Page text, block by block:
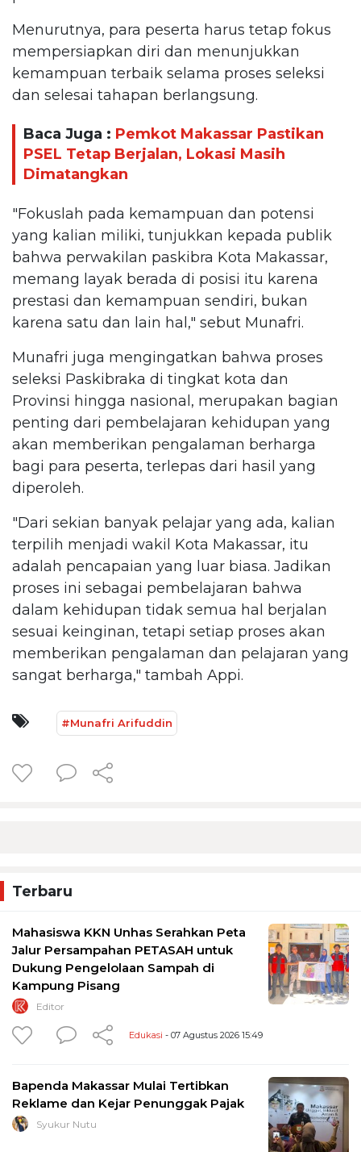
Menurutnya, para peserta harus tetap fokus
mempersiapkan diri dan menunjukkan
kemampuan terbaik selama proses seleksi
dan selesai tahapan berlangsung.
Baca Juga : Pemkot Makassar Pastikan
PSEL Tetap Berjalan, Lokasi Masih
Dimatangkan
"Fokuslah pada kemampuan dan potensi
yang kalian miliki, tunjukkan kepada publik
bahwa perwakilan paskibra Kota Makassar,
memang layak berada di posisi itu karena
prestasi dan kemampuan sendiri, bukan
karena satu dan lain hal," sebut Munafri.
Munafri juga mengingatkan bahwa proses
seleksi Paskibraka di tingkat kota dan
Provinsi hingga nasional, merupakan bagian
penting dari pembelajaran kehidupan yang
akan memberikan pengalaman berharga
bagi para peserta, terlepas dari hasil yang
diperoleh.
"Dari sekian banyak pelajar yang ada, kalian
terpilih menjadi wakil Kota Makassar, itu
adalah pencapaian yang luar biasa. Jadikan
proses ini sebagai pembelajaran bahwa
dalam kehidupan tidak semua hal berjalan
sesuai keinginan, tetapi setiap proses akan
memberikan pengalaman dan pelajaran yang
sangat berharga," tambah Appi.
#Munafri Arifuddin
Terbaru
Mahasiswa KKN Unhas Serahkan Peta
Jalur Persampahan PETASAH untuk
Dukung Pengelolaan Sampah di
Kampung Pisang
Editor
Edukasi - 07 Agustus 2026 15:49
Bapenda Makassar Mulai Tertibkan
Reklame dan Kejar Penunggak Pajak
Syukur Nutu